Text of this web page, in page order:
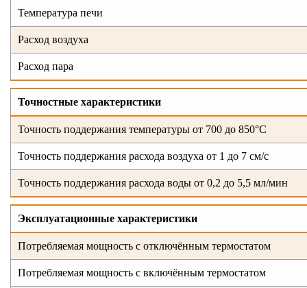
Температура печи
Расход воздуха
Расход пара
Точностные характеристики
Точность поддержания температуры от 700 до 850°С
Точность поддержания расхода воздуха от 1 до 7 см/с
Точность поддержания расхода воды от 0,2 до 5,5 мл/мин
Эксплуатационные характеристики
Потребляемая мощность с отключённым термостатом
Потребляемая мощность с включённым термостатом